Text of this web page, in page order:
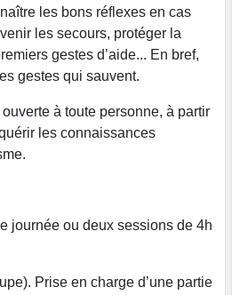
les bons réflexes en cas
les secours, protéger la
gestes d’aide... En bref,
gestes qui sauvent.
à toute personne, à partir
les connaissances
journée ou deux sessions de 4h
Prise en charge d’une partie